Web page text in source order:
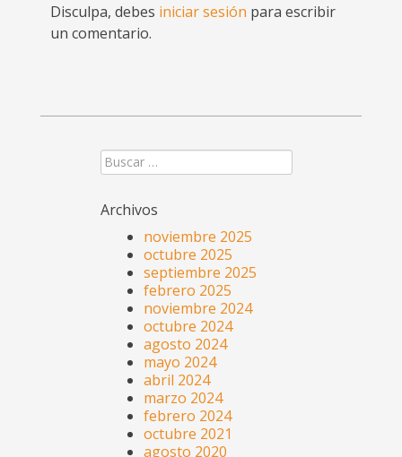
Disculpa, debes iniciar sesión para escribir
un comentario.
Buscar
Archivos
noviembre 2025
octubre 2025
septiembre 2025
febrero 2025
noviembre 2024
octubre 2024
agosto 2024
mayo 2024
abril 2024
marzo 2024
febrero 2024
octubre 2021
agosto 2020